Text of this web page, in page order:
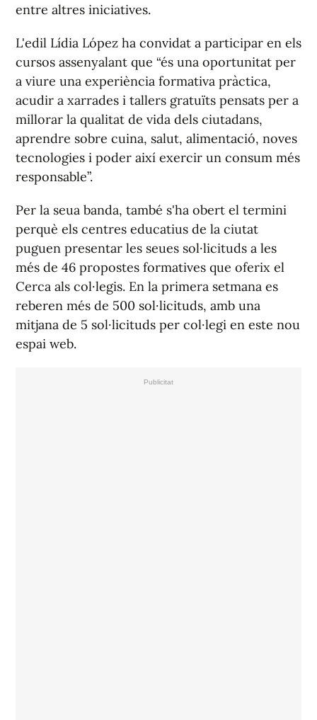
entre altres iniciatives.
L'edil Lídia López ha convidat a participar en els
cursos assenyalant que “és una oportunitat per
a viure una experiència formativa pràctica,
acudir a xarrades i tallers gratuïts pensats per a
millorar la qualitat de vida dels ciutadans,
aprendre sobre cuina, salut, alimentació, noves
tecnologies i poder així exercir un consum més
responsable”.
Per la seua banda, també s'ha obert el termini
perquè els centres educatius de la ciutat
puguen presentar les seues sol·licituds a les
més de 46 propostes formatives que oferix el
Cerca als col·legis. En la primera setmana es
reberen més de 500 sol·licituds, amb una
mitjana de 5 sol·licituds per col·legi en este nou
espai web.